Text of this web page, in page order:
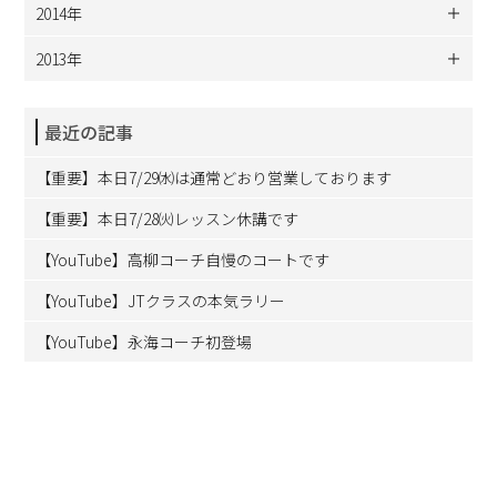
2014年
2013年
最近の記事
【重要】本日7/29㈬は通常どおり営業しております
【重要】本日7/28㈫レッスン休講です
【YouTube】高柳コーチ自慢のコートです
【YouTube】JTクラスの本気ラリー
【YouTube】永海コーチ初登場